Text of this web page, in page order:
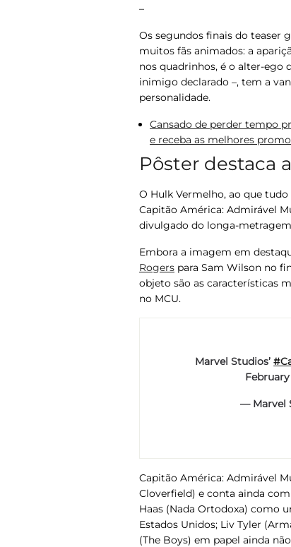
–
Os segundos finais do teaser
muitos fãs animados: a
nos quadrinhos, é o alter-ego
inimigo declarado –, tem a
personalidade.
Cansado de perder tempo
e receba as melhores
Pôster destaca
O Hulk Vermelho, ao que
Capitão América: Admirável
divulgado do longa-
Embora a imagem em
Rogers para Sam Wilson no
objeto são as características
no MCU.
Marvel Studios’
February
— Marvel
Capitão América: Admirável
Cloverfield) e conta ainda
Haas (Nada Ortodoxa) como
Estados Unidos; Liv Tyler (
(The Boys) em papel ainda